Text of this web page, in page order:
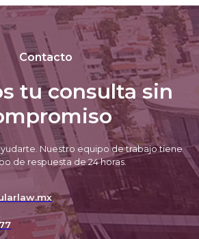
Contacto
tu consulta sin
Nuestro equipo de trabajo tiene
de respuesta de 24 horas.